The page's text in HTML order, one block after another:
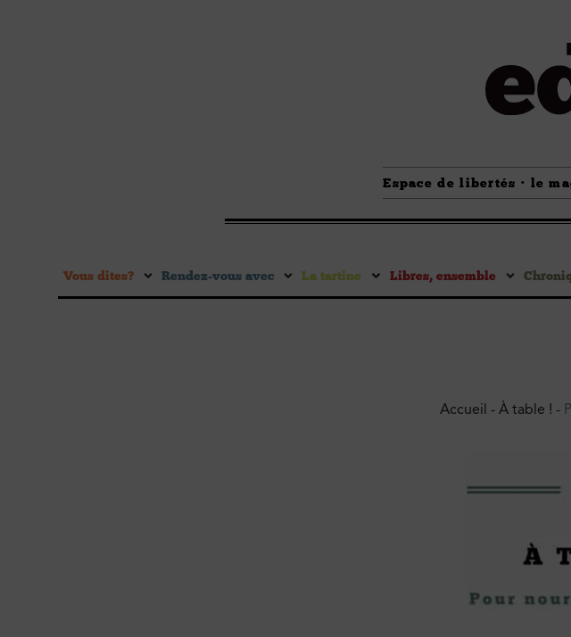
Espace de libertés · le
Vous dites ? Rendez-vous avec La tartine Libres, ensemble
Accueil - À table ! -